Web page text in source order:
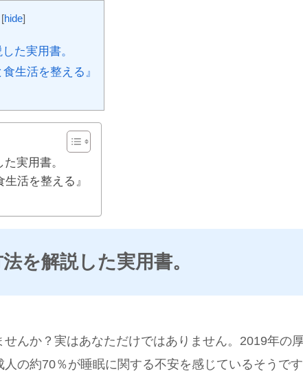
[hide]
た実用書。
生活を整える』
実用書。
活を整える』
を解説した実用書。
んか？実はあなただけではありません。2019年の
の約70％が睡眠に関する不安を感じているそうです